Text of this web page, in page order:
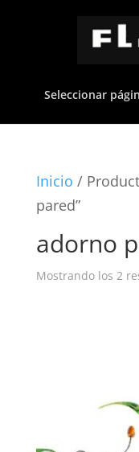
Seleccionar
Inicio /
pared”
adorno
Mostrando los 2